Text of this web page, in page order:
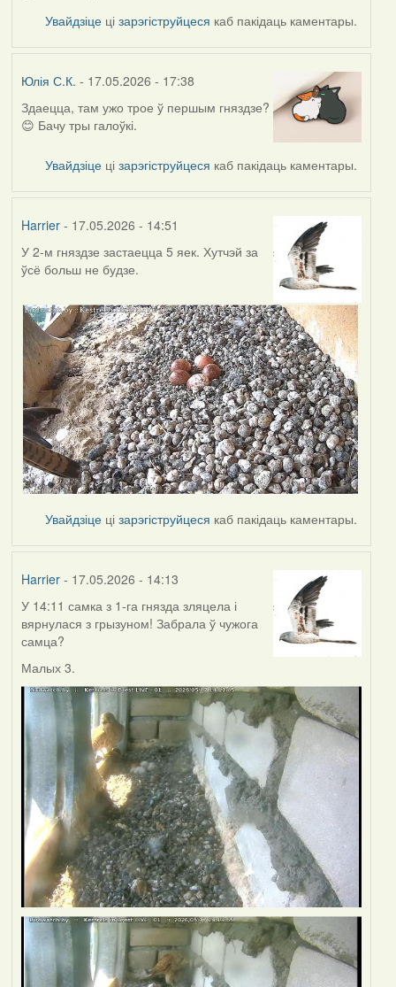
Увайдзіце цізарэгіструйцеся каб пакідаць каментары.
Юлія С.К. - 17.05.2026 - 17:38
Здаецца, там ужо трое ў першым гняздзе?
😊 Бачу тры галоўкі.
Увайдзіце цізарэгіструйцеся каб пакідаць каментары.
Harrier- 17.05.2026 - 14:51
У 2-м гняздзе застаецца 5 яек. Хутчэй за
ўсё больш не будзе.
Увайдзіце цізарэгіструйцеся каб пакідаць каментары.
Harrier- 17.05.2026 - 14:13
У 14:11 самка з 1-га гнязда зляцела і
вярнулася з грызуном! Забрала ў чужога
самца?
Малых 3.